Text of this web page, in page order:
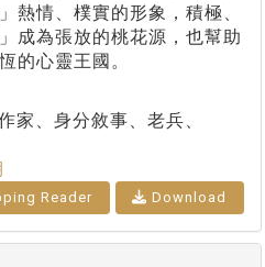
熱情、樸實的形象，積極、
成為張放的桃花源，也幫助
的心靈王國。
家、身分敘事、老兵、
Reader Download